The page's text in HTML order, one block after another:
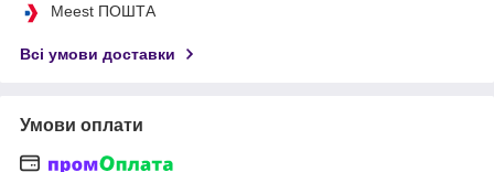
Meest ПОШТА
Всі умови доставки
Умови оплати